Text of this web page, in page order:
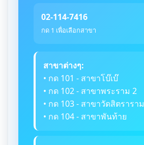
02-114-7416
กด 1 เพื่อเลือกสาขา
สาขาต่างๆ:
• กด 101 - สาขาโบ๊เบ๊
• กด 102 - สาขาพระราม 2
• กด 103 - สาขาวัดสิตราราม
• กด 104 - สาขาพันท้าย